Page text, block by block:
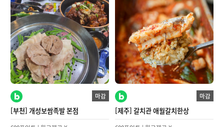
마감
[부천] 개성보쌈족발 본점
마감
[제주] 갈치관 애월갈치한상